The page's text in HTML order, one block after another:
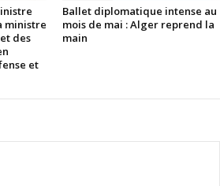
ministre
des
et
Ballet diplomatique intense au
mois de mai : Alger reprend la
main